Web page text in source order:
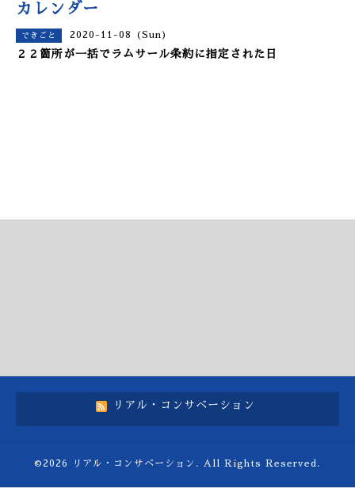
カレンダー
できごと 2020-11-08 (Sun)
２２箇所が一括でラムサール条約に指定された日
リアル・コンサベーション
©2026 リアル・コンサベーション . All Rights Reserved.